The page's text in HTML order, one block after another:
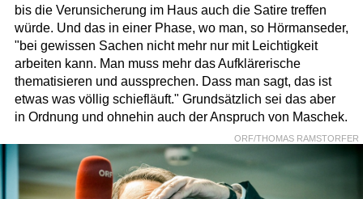
bis die Verunsicherung im Haus auch die Satire treffen
würde. Und das in einer Phase, wo man, so Hörmanseder,
"bei gewissen Sachen nicht mehr nur mit Leichtigkeit
arbeiten kann. Man muss mehr das Aufklärerische
thematisieren und aussprechen. Dass man sagt, das ist
etwas was völlig schiefläuft." Grundsätzlich sei das aber
in Ordnung und ohnehin auch der Anspruch von Maschek.
ORF/THOMAS RAMSTORFER